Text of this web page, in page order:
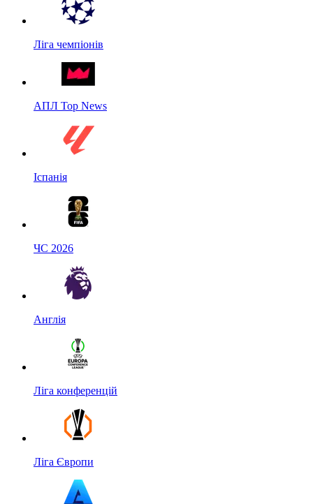
Ліга чемпіонів
АПЛ Top News
Іспанія
ЧС 2026
Англія
Ліга конференцій
Ліга Європи